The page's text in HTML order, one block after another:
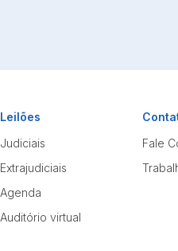
Leilões
Judiciais
Extrajudiciais
Agenda
Auditório virtual
Fale